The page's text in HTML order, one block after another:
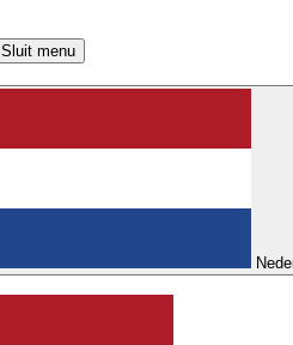
Sluit menu